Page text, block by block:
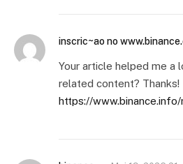
inscric~ao no
Your article helped me a
related content? Thanks!
https://